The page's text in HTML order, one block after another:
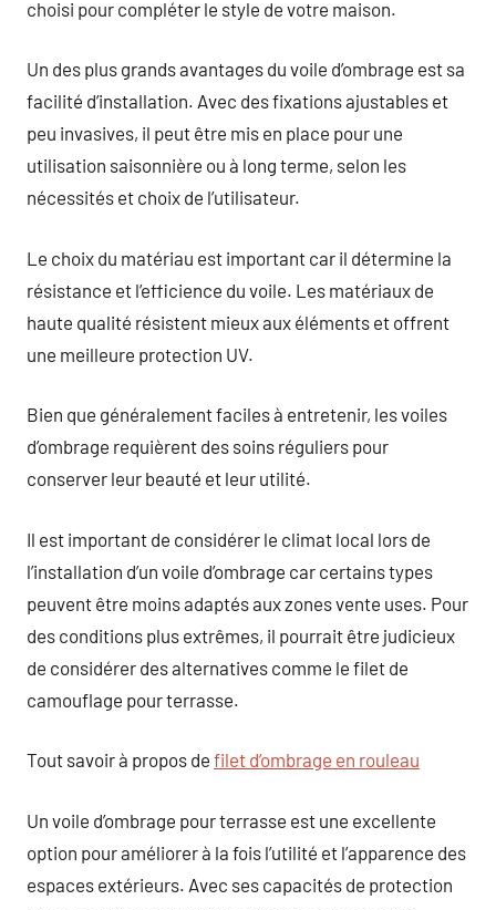
choisi pour compléter le style de votre maison.
Un des plus grands avantages du voile d’ombrage est sa
facilité d’installation. Avec des fixations ajustables et
peu invasives, il peut être mis en place pour une
utilisation saisonnière ou à long terme, selon les
nécessités et choix de l’utilisateur.
Le choix du matériau est important car il détermine la
résistance et l’efficience du voile. Les matériaux de
haute qualité résistent mieux aux éléments et offrent
une meilleure protection UV.
Bien que généralement faciles à entretenir, les voiles
d’ombrage requièrent des soins réguliers pour
conserver leur beauté et leur utilité.
Il est important de considérer le climat local lors de
l’installation d’un voile d’ombrage car certains types
peuvent être moins adaptés aux zones vente uses. Pour
des conditions plus extrêmes, il pourrait être judicieux
de considérer des alternatives comme le filet de
camouflage pour terrasse.
Tout savoir à propos de filet d’ombrage en rouleau
Un voile d’ombrage pour terrasse est une excellente
option pour améliorer à la fois l’utilité et l’apparence des
espaces extérieurs. Avec ses capacités de protection